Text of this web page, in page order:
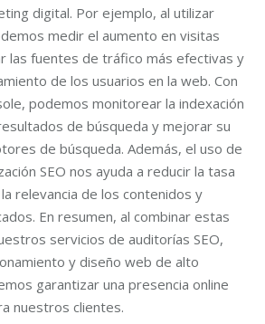
digital. Por ejemplo, al utilizar
medir el aumento en visitas
las fuentes de tráfico más efectivas y
de los usuarios en la web. Con
podemos monitorear la indexación
de búsqueda y mejorar su
de búsqueda. Además, el uso de
SEO nos ayuda a reducir la tasa
relevancia de los contenidos y
En resumen, al combinar estas
servicios de auditorías SEO,
y diseño web de alto
garantizar una presencia online
nuestros clientes.